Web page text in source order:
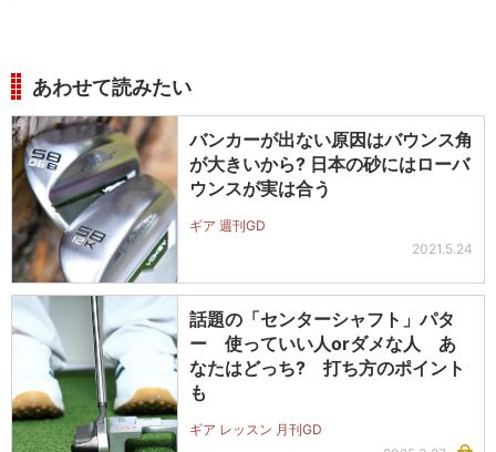
あわせて読みたい
バンカーが出ない原因はバウンス角
が大きいから? 日本の砂にはローバ
ウンスが実は合う
ギア 週刊GD
2021.5.24
話題の「センターシャフト」パタ
ー 使っていい人orダメな人 あ
なたはどっち? 打ち方のポイント
も
ギア レッスン 月刊GD